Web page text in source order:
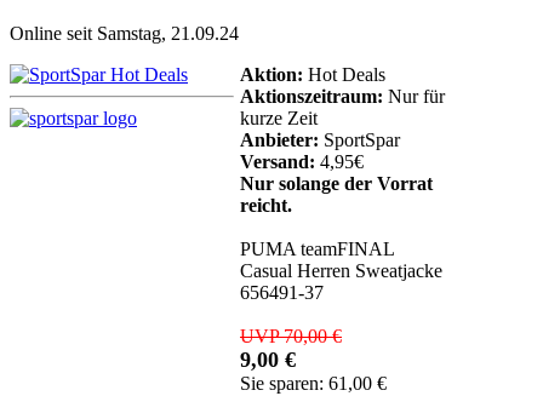
Online seit Samstag, 21.09.24
Aktion: Hot Deals
Aktionszeitraum: Nur für
kurze Zeit
Anbieter: SportSpar
Versand: 4,95€
Nur solange der Vorrat
reicht.
PUMA teamFINAL
Casual Herren Sweatjacke
656491-37
UVP 70,00 €
9,00 €
Sie sparen: 61,00 €